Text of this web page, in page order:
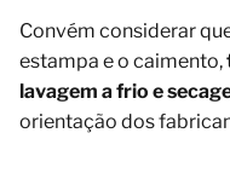
Convém considerar
estampa e o caimento,
lavagem a frio e
orientação dos